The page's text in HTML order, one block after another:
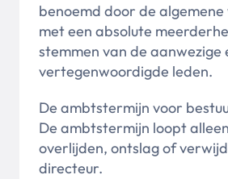
benoemd door de
met een absolute
stemmen van de aanwezige
vertegenwoordigde leden.
De ambtstermijn voor
De ambtstermijn loopt
overlijden, ontslag of
directeur.